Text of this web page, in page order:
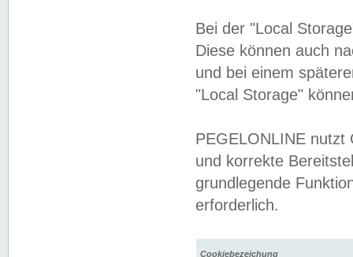
Bei der "Local
Diese können auch
und bei einem
"Local Storage"
PEGELONLINE nutzt
und korrekte
grundlegende
erforderlich.
Cookiebezeichung